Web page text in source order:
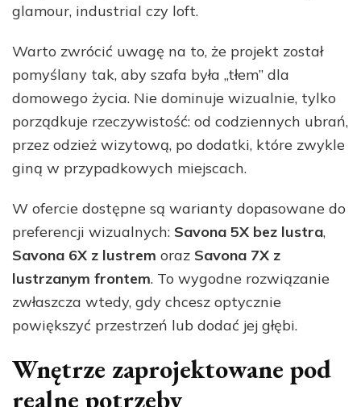
glamour, industrial czy loft.
Warto zwrócić uwagę na to, że projekt został
pomyślany tak, aby szafa była „tłem” dla
domowego życia. Nie dominuje wizualnie, tylko
porządkuje rzeczywistość: od codziennych ubrań,
przez odzież wizytową, po dodatki, które zwykle
giną w przypadkowych miejscach.
W ofercie dostępne są warianty dopasowane do
preferencji wizualnych: Savona 5X bez lustra,
Savona 6X z lustrem oraz Savona 7X z
lustrzanym frontem. To wygodne rozwiązanie
zwłaszcza wtedy, gdy chcesz optycznie
powiększyć przestrzeń lub dodać jej głębi.
Wnętrze zaprojektowane pod
realne potrzeby